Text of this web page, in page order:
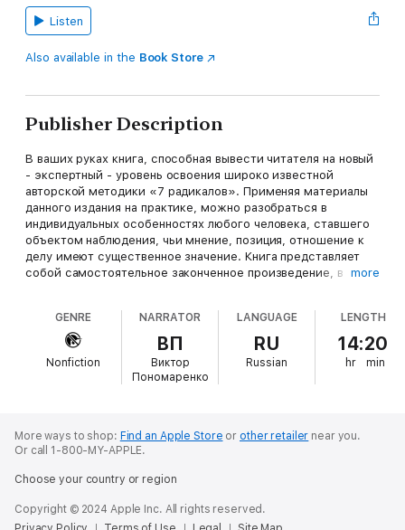
Listen
Also available in the Book Store
Publisher Description
В ваших руках книга, способная вывести читателя на новый
- экспертный - уровень освоения широко известной
авторской методики «7 радикалов». Применяя материалы
данного издания на практике, можно разобраться в
индивидуальных особенностях любого человека, ставшего
объектом наблюдения, чьи мнение, позиция, отношение к
делу имеют существенное значение. Книга представляет
собой самостоятельное законченное произведение, в
конкретные рекомендации по разработке итогового
диагностического экспертного документа -
психологического портрета личности. При этом
психологическое образование для использования методики
не обязательно. Книга рассчитана на широкий круг
Приятного и полезного чтения!
more
GENRE
Nonfiction
NARRATOR
ВП
Виктор
Пономаренко
LANGUAGE
RU
Russian
LENGTH
14:20
hr min
More ways to shop: Find an Apple Store or other retailer near you.
Or call 1-800-MY-APPLE.
Choose your country or region
Copyright © 2024 Apple Inc. All rights reserved.